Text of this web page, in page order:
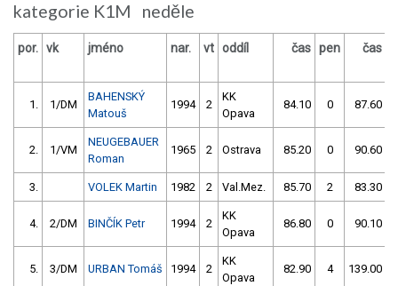
kategorie K1M neděle
por. vk jméno nar. vt oddíl čas pen čas
1. 1/DM
BAHENSKÝ
Matouš
1994 2
KK
Opava
84.10 0 87.60
2. 1/VM
NEUGEBAUER
Roman
1965 2 Ostrava 85.20 0 90.60
3. VOLEK Martin 1982 2 Val.Mez. 85.70 2 83.30
4. 2/DM BINČÍK Petr 1994 2
KK
Opava
86.80 0 90.10
5. 3/DM URBAN Tomáš 1994 2
KK
Opava
82.90 4 139.00